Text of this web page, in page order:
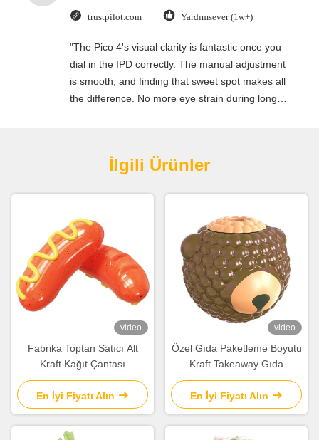
trustpilot.com Yardımsever (1w+)
"The Pico 4's visual clarity is fantastic once you
dial in the IPD correctly. The manual adjustment
is smooth, and finding that sweet spot makes all
the difference. No more eye strain during long
manual adjustment is smooth, and finding that
taking the time to set it up properly!""The Pico 4's
visual clarity is fantastic once you dial in the IPD
correctly. The manual adjustment is smooth, and
finding that sweet spot makes all the difference.
No more eye strain during long sessions. Highly
recommend taking the time to set it up
properly!""The Pico 4's visual clarity is fantastic
once you dial in the IPD correctly. The manual
adjustment is smooth, and finding that sweet spot
makes all the difference. No more eye strain
during long sessions. Highly r
İlgili Ürünler
video
Fabrika Toptan Satıcı Alt
Kraft Kağıt Çantası
En İyi Fiyatı Alın
video
Özel Gıda Paketleme Boyutu
Kraft Takeaway Gıda
Restoran için Ekmek Kağıt
Torba
En İyi Fiyatı Alın